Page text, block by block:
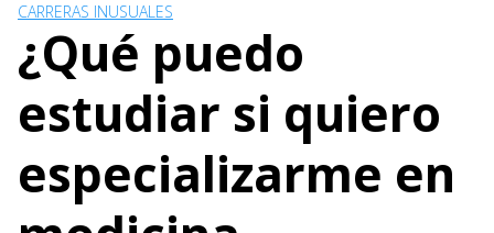
CARRERAS INUSUALES
¿Qué puedo
estudiar si quiero
especializarme en